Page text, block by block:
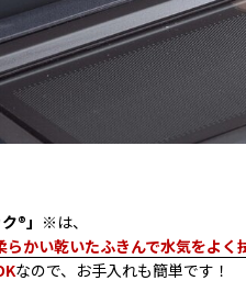
ク®」※ は、
かい乾いたふきんで水気をよく
なので、お手入れも簡単です！